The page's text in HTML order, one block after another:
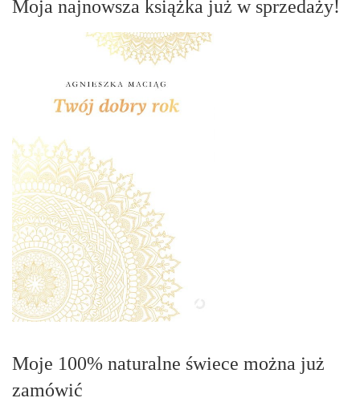
Moja najnowsza książka już w sprzedaży!
Moje 100% naturalne świece można już
zamówić